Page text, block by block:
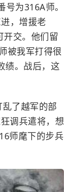
为316A师。
，增援老
开交。他们留
被我军打得很
绩。战后，这
了越军的部
调兵遣将，想
师麾下的步兵